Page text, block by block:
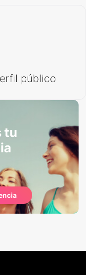
público
tu